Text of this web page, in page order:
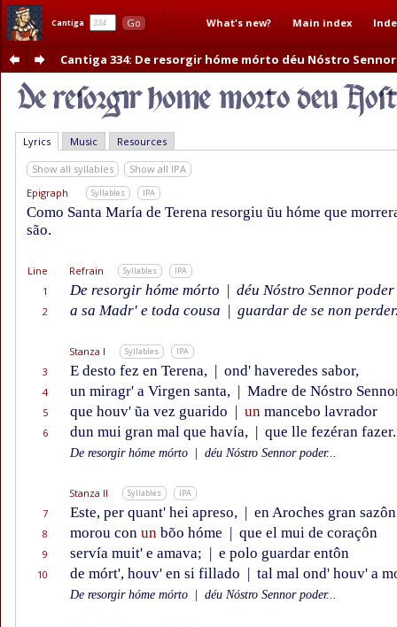
Cantiga Go What's new? Main index
Cantiga 334: De resorgir hóme mórto déu Nóstro
Lyrics Music Resources
Show all syllables
Show all IPA
Epigraph
Syllables IPA
Como Santa María de Terena resorgiu ũu hóme que
são.
Line Refrain Syllables IPA
1 De resorgir hóme mórto | déu Nóstro Sennor poder
2 a sa Madr' e toda cousa | guardar de se non
Stanza I Syllables IPA
3 E desto fez en Terena, | ond' haveredes sabor,
4 un miragr' a Virgen santa, | Madre de Nóstro
5 que houv' ũa vez guarido | un mancebo lavrador
6 dun mui gran mal que havía, | que lle fezéran fazer.
De resorgir hóme mórto déu Nóstro Sennor poder...
Stanza II Syllables IPA
7 Este, per quant' hei apreso, | en Aroches gran sazôn
8 morou con un bõo hóme | que el mui de coraçôn
9 servía muit' e amava; | e polo guardar entôn
10 de mórt', houv' en si fillado | tal mal ond' houv' a
De resorgir hóme mórto déu Nóstro Sennor poder...